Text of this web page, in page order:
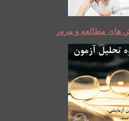
های مطالعه و مرور